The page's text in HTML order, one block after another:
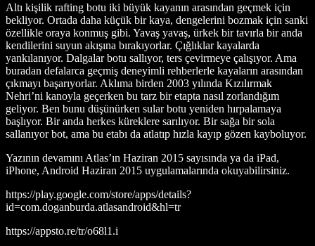
Altı kişilik rafting botu iki büyük kayanın arasından geçmek için
bekliyor. Ortada daha küçük bir kaya, dengelerini bozmak için sanki
özellikle oraya konmuş gibi. Yavaş yavaş, ürkek bir tavırla bir anda
kendilerini suyun akışına bırakıyorlar. Çığlıklar kayalarda
yankılanıyor. Dalgalar botu sallıyor, ters çevirmeye çalışıyor. Ama
buradan defalarca geçmiş deneyimli rehberlerle kayaların arasından
çıkmayı başarıyorlar. Aklıma birden 2003 yılında Kızılırmak
Nehri’ni kanoyla geçerken bu tarz bir etapta nasıl zorlandığım
geliyor. Ben bunu düşünürken sular botu yeniden hırpalamaya
başlıyor. Bir anda herkes küreklere sarılıyor. Bir sağa bir sola
sallanıyor bot, ama bu etabı da atlatıp hızla kayıp gözen kayboluyor.
Yazının devamını Atlas’ın Haziran 2015 sayısında ya da iPad,
iPhone, Android Haziran 2015 uygulamalarında okuyabilirsiniz.
https://play.google.com/store/apps/details?
id=com.doganburda.atlasandroid&hl=tr
https://appsto.re/tr/o68l1.i